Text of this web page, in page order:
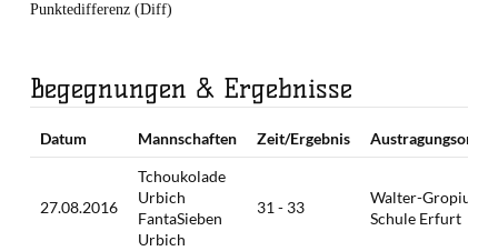
Punktedifferenz (Diff)
Begegnungen & Ergebnisse
Datum Mannschaften Zeit/Ergebnis Austragungsort
27.08.2016
Tchoukolade
Urbich
FantaSieben
Urbich
31 - 33
Walter-Gropius-
Schule Erfurt